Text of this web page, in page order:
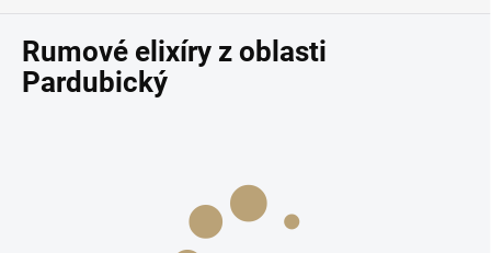
Rumové elixíry z oblasti
Pardubický